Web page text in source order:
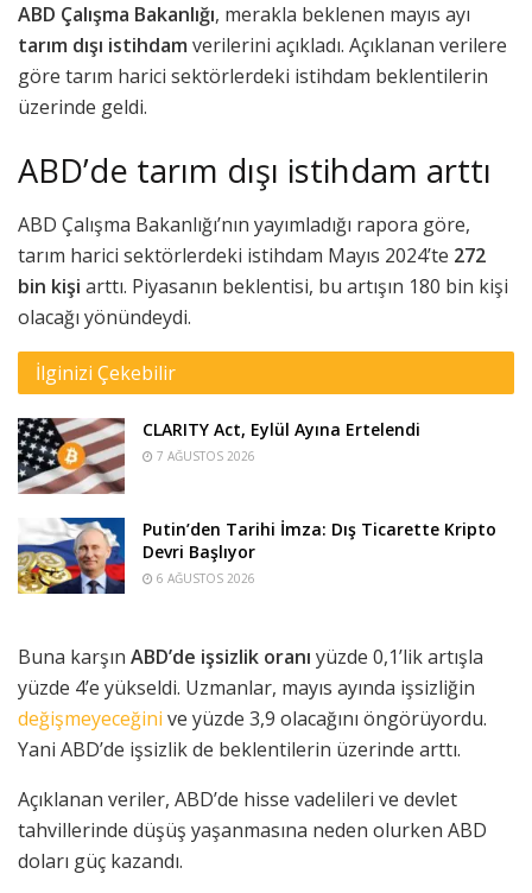
ABD Çalışma Bakanlığı, merakla beklenen mayıs ayı
tarım dışı istihdam verilerini açıkladı. Açıklanan verilere
göre tarım harici sektörlerdeki istihdam beklentilerin
üzerinde geldi.
ABD’de tarım dışı istihdam arttı
ABD Çalışma Bakanlığı’nın yayımladığı rapora göre,
tarım harici sektörlerdeki istihdam Mayıs 2024’te 272
bin kişi arttı. Piyasanın beklentisi, bu artışın 180 bin kişi
olacağı yönündeydi.
İlginizi Çekebilir
CLARITY Act, Eylül Ayına Ertelendi
7 AĞUSTOS 2026
Putin’den Tarihi İmza: Dış Ticarette Kripto
Devri Başlıyor
6 AĞUSTOS 2026
Buna karşın ABD’de işsizlik oranı yüzde 0,1’lik artışla
yüzde 4’e yükseldi. Uzmanlar, mayıs ayında işsizliğin
değişmeyeceğini ve yüzde 3,9 olacağını öngörüyordu.
Yani ABD’de işsizlik de beklentilerin üzerinde arttı.
Açıklanan veriler, ABD’de hisse vadelileri ve devlet
tahvillerinde düşüş yaşanmasına neden olurken ABD
doları güç kazandı.